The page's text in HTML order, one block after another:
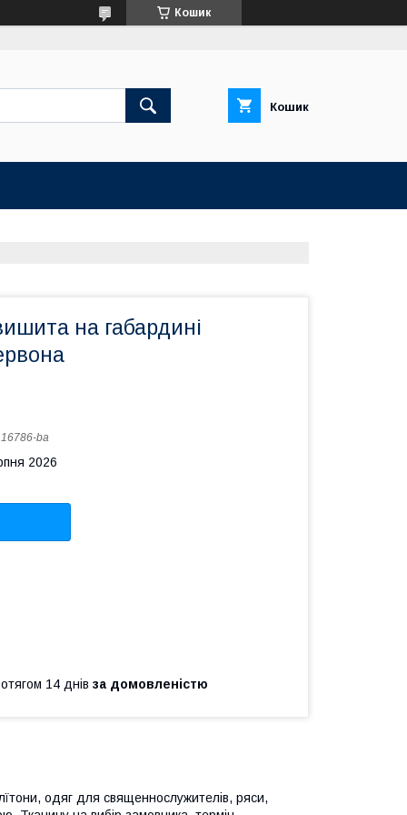
Кошик
Кошик
на габардині
16786-ba
2026
14 днів за домовленістю
одяг для священнослужителів, ряси,